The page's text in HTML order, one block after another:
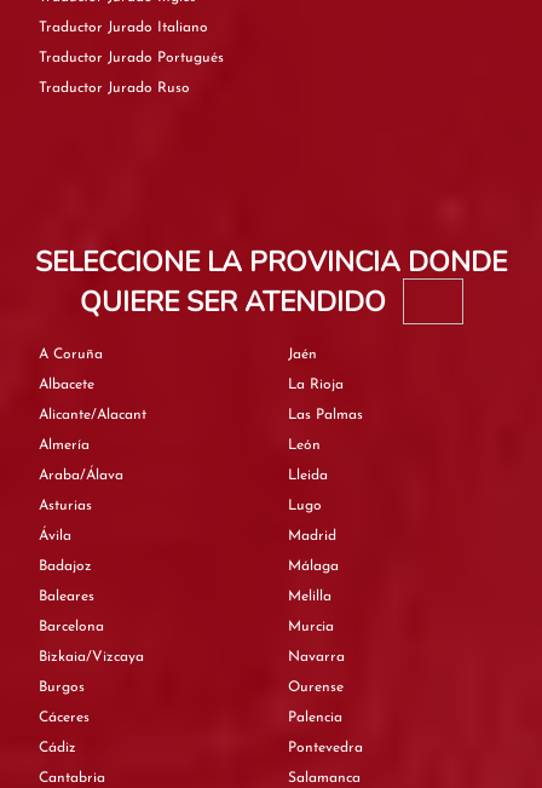
Traductor Jurado Italiano
Traductor Jurado Portugués
Traductor Jurado Ruso
SELECCIONE LA PROVINCIA DONDE
QUIERE SER ATENDIDO
A Coruña
Albacete
Alicante/Alacant
Almería
Araba/Álava
Asturias
Ávila
Badajoz
Baleares
Barcelona
Bizkaia/Vizcaya
Burgos
Cáceres
Cádiz
Cantabria
Jaén
La Rioja
Las Palmas
León
Lleida
Lugo
Madrid
Málaga
Melilla
Murcia
Navarra
Ourense
Palencia
Pontevedra
Salamanca